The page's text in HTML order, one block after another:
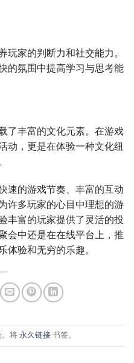
玩家的判断力和社交能力。
的氛围中提高学习与思考能
了丰富的文化元素。在游戏
动，更是在体验一种文化纽
速的游戏节奏、丰富的互动
许多玩家的心目中理想的游
丰富的玩家提供了灵活的投
会中还是在在线平台上，推
体验和无穷的乐趣。
。将 永久链接 书签。